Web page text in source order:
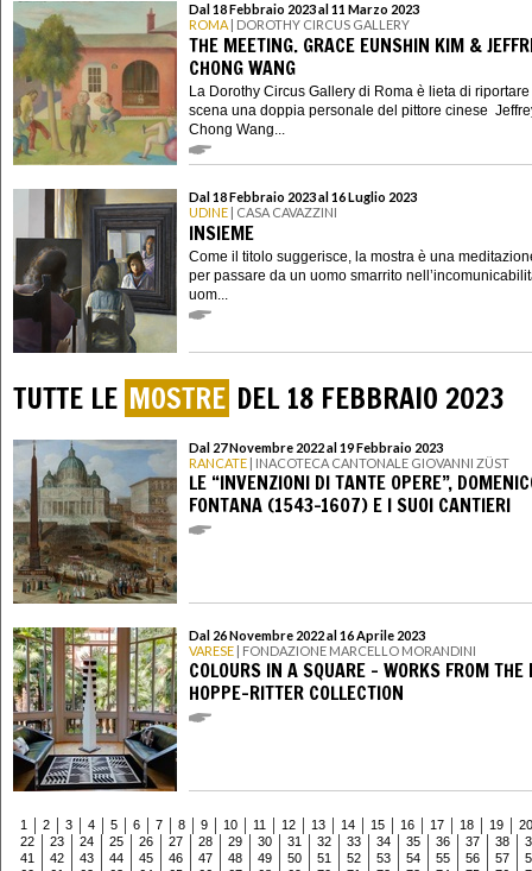
Dal 18 Febbraio 2023 al 11 Marzo 2023
ROMA | DOROTHY CIRCUS GALLERY
THE MEETING. GRACE EUNSHIN KIM &
CHONG WANG
La Dorothy Circus Gallery di Roma è lieta di
scena una doppia personale del pittore cinese
Chong Wang...
Dal 18 Febbraio 2023 al 16 Luglio 2023
UDINE | CASA CAVAZZINI
INSIEME
Come il titolo suggerisce, la mostra è una
per passare da un uomo smarrito
uom...
TUTTE LE MOSTRE DEL 18 FEBBRAIO 2023
Dal 27 Novembre 2022 al 19 Febbraio 2023
RANCATE | INACOTECA CANTONALE GIOVANNI ZÜST
LE “INVENZIONI DI TANTE OPERE”,
FONTANA (1543-1607) E I SUOI CANTIERI
Dal 26 Novembre 2022 al 16 Aprile 2023
VARESE | FONDAZIONE MARCELLO MORANDINI
COLOURS IN A SQUARE - WORKS FROM THE
HOPPE-RITTER COLLECTION
1 2 3 4 5 6 7 8 9 10 11 12 13 14 15 16 17 18 19
20
22
23 24 25 26 27 28 29 30 31 32 33 34 35 36 37 38
41
42 43 44 45 46 47 48 49 50 51 52 53 54 55 56 57